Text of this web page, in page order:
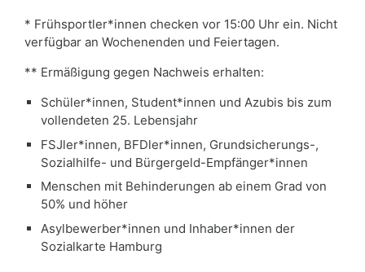
* Frühsportler*innen checken vor 15:00 Uhr ein. Nicht
verfügbar an Wochenenden und Feiertagen.
** Ermäßigung gegen Nachweis erhalten:
Schüler*innen, Student*innen und Azubis bis zum
vollendeten 25. Lebensjahr
FSJler*innen, BFDler*innen, Grundsicherungs-,
Sozialhilfe- und Bürgergeld-Empfänger*innen
Menschen mit Behinderungen ab einem Grad von
50% und höher
Asylbewerber*innen und Inhaber*innen der
Sozialkarte Hamburg